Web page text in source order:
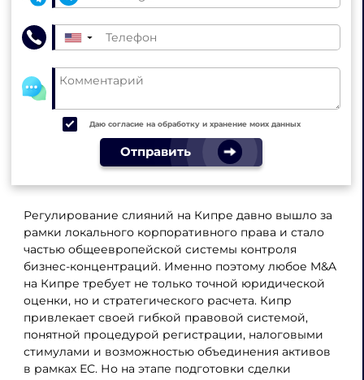
▼
Даю согласие на обработку и хранение моих данных
Отправить
Регулирование слияний на Кипре давно вышло за
рамки локального корпоративного права и стало
частью общеевропейской системы контроля
бизнес-концентраций. Именно поэтому любое M&A
на Кипре требует не только точной юридической
оценки, но и стратегического расчета. Кипр
привлекает своей гибкой правовой системой,
понятной процедурой регистрации, налоговыми
стимулами и возможностью объединения активов
в рамках ЕС. Но на этапе подготовки сделки